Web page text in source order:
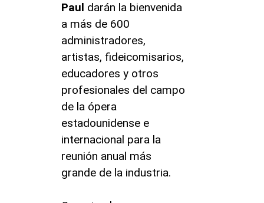
Paul darán la bienvenida
a más de 600
administradores,
artistas, fideicomisarios,
educadores y otros
profesionales del campo
de la ópera
estadounidense e
internacional para la
reunión anual más
grande de la industria.